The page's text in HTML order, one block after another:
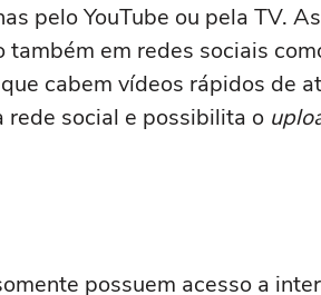
pelo YouTube ou pela TV.
em redes sociais
cabem vídeos rápidos de
rede social e possibilita o
possuem acesso a